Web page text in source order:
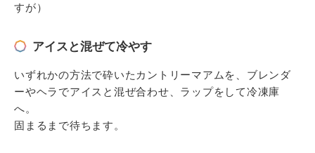
すが）
アイスと混ぜて冷やす
いずれかの方法で砕いたカントリーマアムを、ブレンダ
ーやヘラでアイスと混ぜ合わせ、ラップをして冷凍庫
へ。
固まるまで待ちます。